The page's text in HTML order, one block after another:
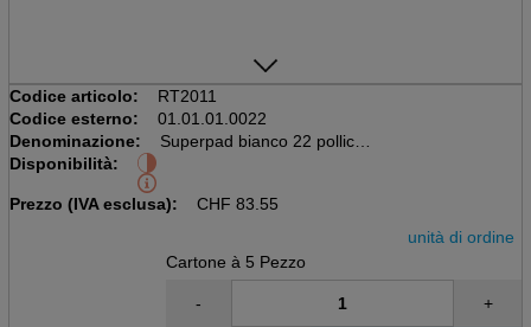
Codice articolo:
RT2011
Codice esterno:
01.01.01.0022
Denominazione:
Superpad bianco 22 pollici
Disponibilità:
Prezzo (IVA esclusa): CHF 83.55
unità di ordine
Cartone à 5 Pezzo
- +